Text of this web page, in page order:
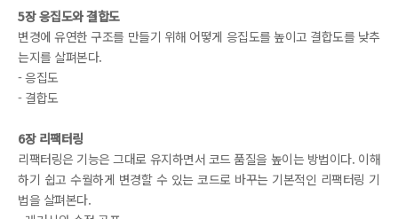
5장 응집도와 결합도
변경에 유연한 구조를 만들기 위해 어떻게 응집도를 높이고 결합도를 낮추
는지를 살펴본다.
- 응집도
- 결합도
6장 리팩터링
리팩터링은 기능은 그대로 유지하면서 코드 품질을 높이는 방법이다. 이해
하기 쉽고 수월하게 변경할 수 있는 코드로 바꾸는 기본적인 리팩터링 기
법을 살펴본다.